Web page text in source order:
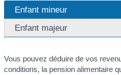
Enfant mineur
Enfant majeur
Vous pouvez déduire de vos
conditions, la pension alimentaire